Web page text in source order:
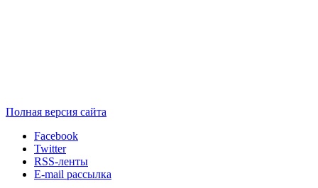
Полная версия сайта
Facebook
Twitter
RSS-ленты
E-mail рассылка